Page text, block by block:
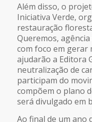
Além disso, o
Iniciativa Verde,
restauração
Queremos,
com foco em gerar
ajudarão a Editora
neutralização de
participam do
compõem o plano
será divulgado em
Ao final de um ano